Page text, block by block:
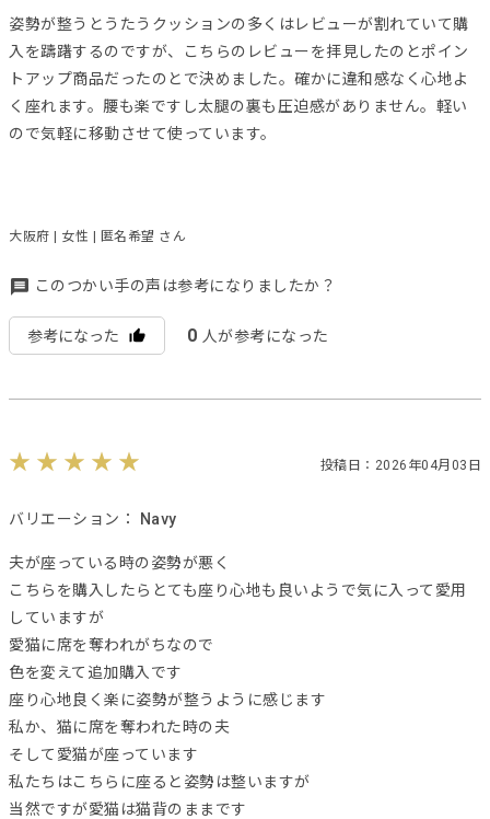
姿勢が整うとうたうクッションの多くはレビューが割れていて購
入を躊躇するのですが、こちらのレビューを拝見したのとポイン
トアップ商品だったのとで決めました。確かに違和感なく心地よ
く座れます。腰も楽ですし太腿の裏も圧迫感がありません。軽い
ので気軽に移動させて使っています。
大阪府 | 女性 | 匿名希望 さん
このつかい手の声は参考になりましたか？
参考になった 0 人が参考になった
投稿日：2026年04月03日
バリエーション： Navy
夫が座っている時の姿勢が悪く
こちらを購入したらとても座り心地も良いようで気に入って愛用
していますが
愛猫に席を奪われがちなので
色を変えて追加購入です
座り心地良く楽に姿勢が整うように感じます
私か、猫に席を奪われた時の夫
そして愛猫が座っています
私たちはこちらに座ると姿勢は整いますが
当然ですが愛猫は猫背のままです